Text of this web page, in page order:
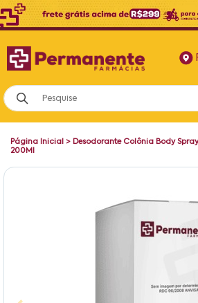
Página Inicial > Desodorante Colônia Body
200Ml